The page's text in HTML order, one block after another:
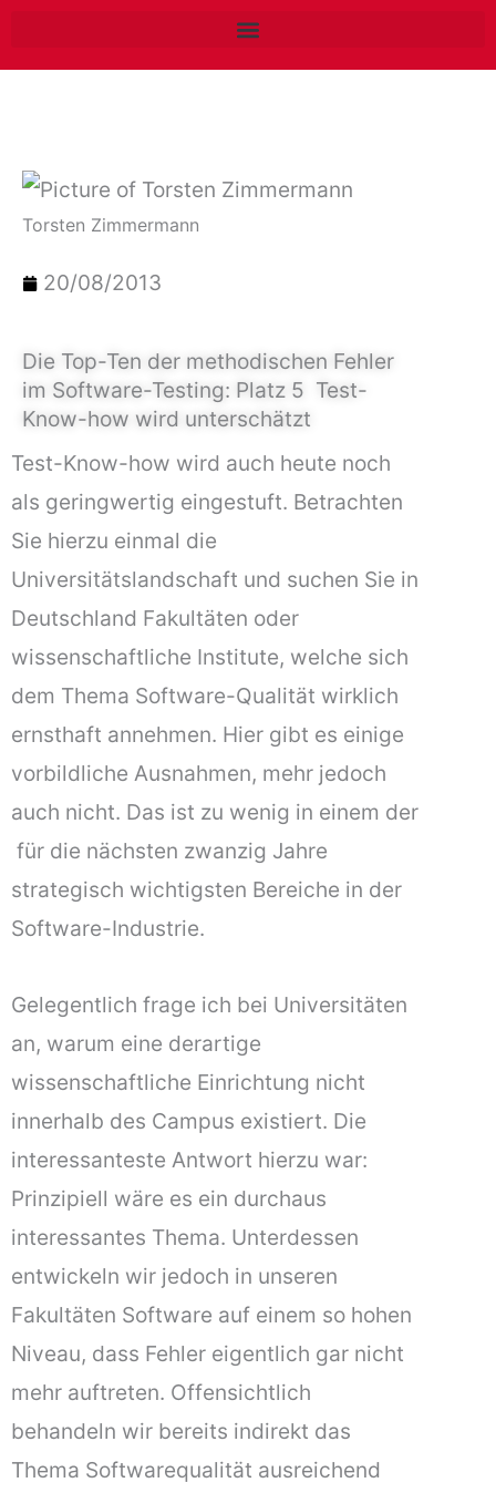
Torsten Zimmermann
20/08/2013
Die Top-Ten der methodischen Fehler
im Software-Testing: Platz 5  Test-
Know-how wird unterschätzt
Test-Know-how wird auch heute noch
als geringwertig eingestuft. Betrachten
Sie hierzu einmal die
Universitätslandschaft und suchen Sie in
Deutschland Fakultäten oder
wissenschaftliche Institute, welche sich
dem Thema Software-Qualität wirklich
ernsthaft annehmen. Hier gibt es einige
vorbildliche Ausnahmen, mehr jedoch
auch nicht. Das ist zu wenig in einem der
 für die nächsten zwanzig Jahre 
strategisch wichtigsten Bereiche in der
Software-Industrie.
Gelegentlich frage ich bei Universitäten
an, warum eine derartige
wissenschaftliche Einrichtung nicht
innerhalb des Campus existiert. Die
interessanteste Antwort hierzu war:
Prinzipiell wäre es ein durchaus
interessantes Thema. Unterdessen
entwickeln wir jedoch in unseren
Fakultäten Software auf einem so hohen
Niveau, dass Fehler eigentlich gar nicht
mehr auftreten. Offensichtlich
behandeln wir bereits indirekt das
Thema Softwarequalität ausreichend